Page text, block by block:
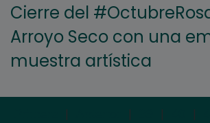
Cierre del
Arroyo Seco con una
muestra artística
| | | |